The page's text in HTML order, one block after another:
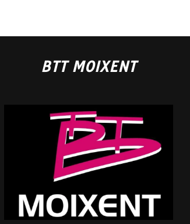
BTT MOIXENT